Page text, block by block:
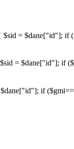
= $dane["id"]; if
= $dane["id"]; if
if